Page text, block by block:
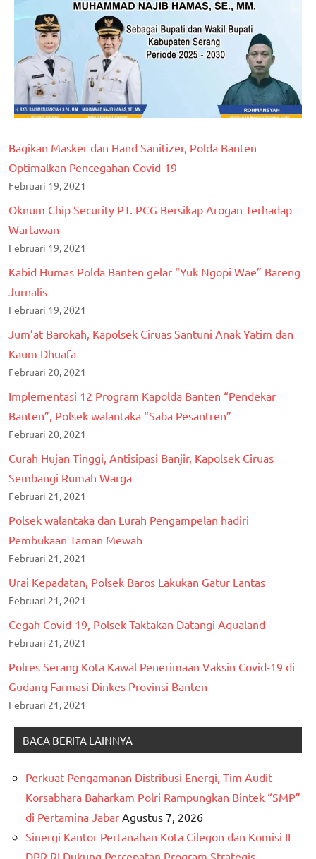
Bagikan Masker dan Hand Sanitizer, Polda Banten
Optimalkan Pencegahan Covid-19
Februari 19, 2021
Oknum Chip Security PT. PCG Bersikap Arogan Terhadap
Wartawan
Februari 19, 2021
Kabid Humas Polda Banten gelar “Yuk Ngopi Wae” Bareng
Jurnalis
Februari 19, 2021
Jum’at Barokah, Kapolsek Ciruas Santuni Anak Yatim dan
Kaum Dhuafa
Februari 20, 2021
Implementasi 12 Program Kapolda Banten “Pendekar
Banten”, Polsek walantaka “Saba Pesantren”
Februari 20, 2021
Curah Hujan Tinggi, Antisipasi Banjir, Kapolsek Ciruas
Sembangi Rumah Warga
Februari 21, 2021
Polsek walantaka dan Lurah Pengampelan hadiri
Pembukaan Taman Mewah
Februari 21, 2021
Urai Kepadatan, Polsek Baros Lakukan Gatur Lantas
Februari 21, 2021
Cegah Covid-19, Polsek Taktakan Datangi Aqualand
Februari 21, 2021
Polres Serang Kota Kawal Penerimaan Vaksin Covid-19 di
Gudang Farmasi Dinkes Provinsi Banten
Februari 21, 2021
BACA BERITA LAINNYA
Perkuat Pengamanan Distribusi Energi, Tim Audit
Korsabhara Baharkam Polri Rampungkan Bintek “SMP”
di Pertamina Jabar Agustus 7, 2026
Sinergi Kantor Pertanahan Kota Cilegon dan Komisi II
DPR RI Dukung Percepatan Program Strategis